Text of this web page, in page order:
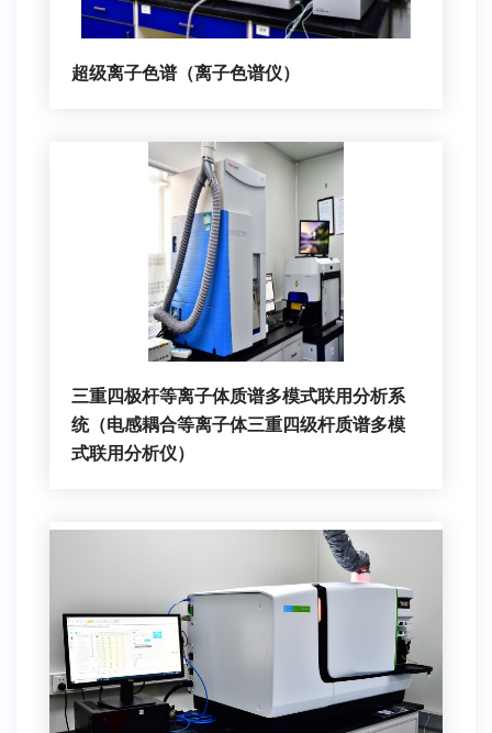
超级离子色谱（离子色谱仪）
三重四极杆等离子体质谱多模式联用分析系
统（电感耦合等离子体三重四级杆质谱多模
式联用分析仪）